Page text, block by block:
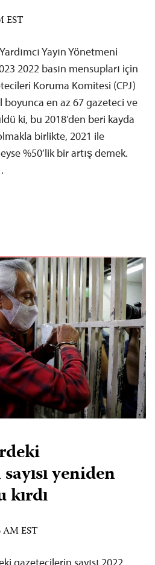
EST
Yayın Yönetmeni
2022 basın mensupları için
Koruma Komitesi (CPJ)
boyunca en az 67 gazeteci ve
ki, bu 2018’den beri kayda
birlikte, 2021 ile
%50’lik bir artış demek.
yeniden
AM EST